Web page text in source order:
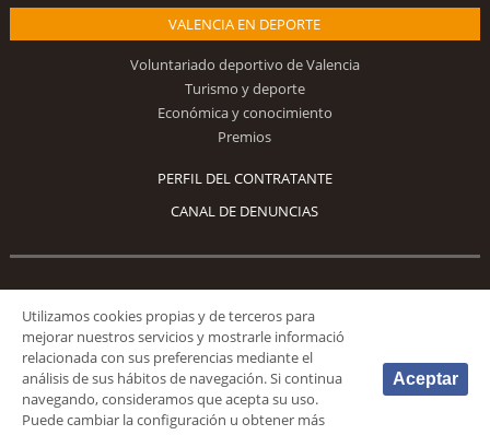
VALENCIA EN DEPORTE
Voluntariado deportivo de Valencia
Turismo y deporte
Económica y conocimiento
Premios
PERFIL DEL CONTRATANTE
CANAL DE DENUNCIAS
Síguenos
© 2026 Fundación Deportiva Municipal Valencia |AVISO LEGAL
Utilizamos cookies propias y de terceros para
mejorar nuestros servicios y mostrarle informació
relacionada con sus preferencias mediante el
análisis de sus hábitos de navegación. Si continua
navegando, consideramos que acepta su uso.
Puede cambiar la configuración u obtener más
Aceptar